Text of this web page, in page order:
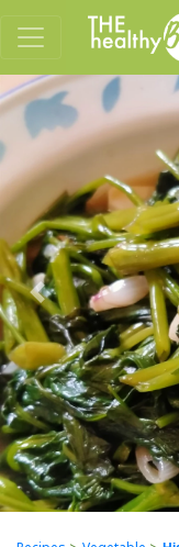
Previous